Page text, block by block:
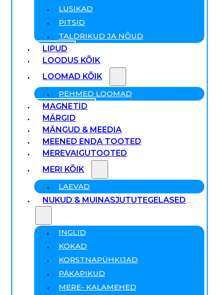
LUSIKAD
PITSID
TALDRIKUD JA NÕUD
LIPUD
LOODUS KÕIK
LOOMAD KÕIK
PEHMED LOOMAD
MAGNETID
MÄRGID
MÄNGUD & MEEDIA
MEENED ENDA TOOTED
MEREVAIGUTOOTED
MERI KÕIK
LAEVAD
NUKUD & MUINASJUTUTEGELASED
INGLID
KOKAD
KORSTNAPÜHKIJAD
PÄKAPIKUD
MERE- KALAMEHED